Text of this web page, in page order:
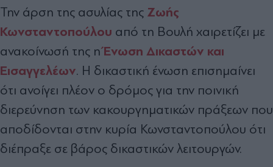
Την άρση της ασυλίας της Ζωής
Κωνσταντοπούλου από τη Βουλή χαιρετίζει με
ανακοίνωσή της ηΈνωση Δικαστών και
Εισαγγελέων. Η δικαστική ένωση επισημαίνει
ότι ανοίγει πλέον ο δρόμος για την ποινική
διερεύνηση των κακουργηματικών πράξεων που
αποδίδονται στην κυρία Κωνσταντοπούλου ότι
διέπραξε σε βάρος δικαστικών λειτουργών.